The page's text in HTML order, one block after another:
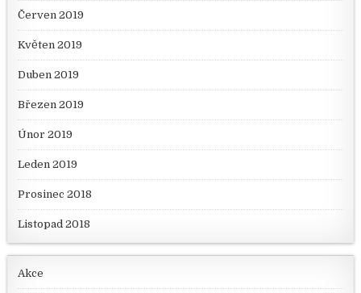
Červen 2019
Květen 2019
Duben 2019
Březen 2019
Únor 2019
Leden 2019
Prosinec 2018
Listopad 2018
Akce